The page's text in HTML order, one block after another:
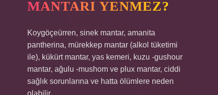
MANTARI YENMEZ?
Koygöçeürren, sinek mantar, amanita
pantherina, mürekkep mantar (alkol tüketimi
ile), kükürt mantar, yas kemeri, kuzu -gushour
mantar, ağulu -mushom ve plux mantar, ciddi
sağlık sorunlarına ve hatta ölümlere neden
olabilir.